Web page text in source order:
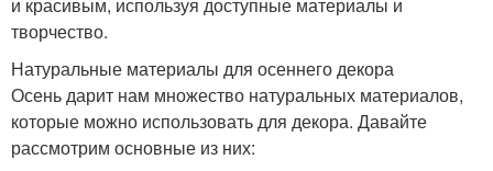
и красивым, используя доступные материалы и
творчество.
Натуральные материалы для осеннего декора
Осень дарит нам множество натуральных материалов,
которые можно использовать для декора. Давайте
рассмотрим основные из них: